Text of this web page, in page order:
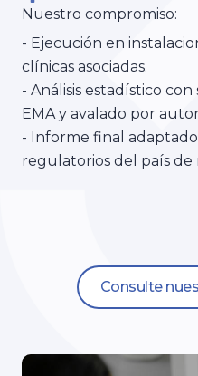
Nuestro compromiso:
- Ejecución en
clínicas asociadas.
- Análisis estadístico
EMA y avalado por
- Informe final adaptado
Consulte